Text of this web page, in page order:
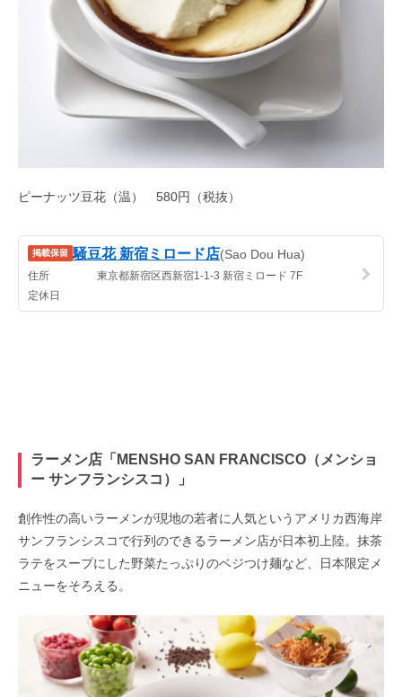
ピーナッツ豆花（温） 580円（税抜）
ラーメン店「MENSHO SAN FRANCISCO（メンショ
ー サンフランシスコ）」
創作性の高いラーメンが現地の若者に人気というアメリカ西海岸
サンフランシスコで行列のできるラーメン店が日本初上陸。抹茶
ラテをスープにした野菜たっぷりのベジつけ麺など、日本限定メ
ニューをそろえる。